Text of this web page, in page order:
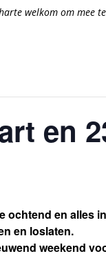
welkom om mee
en
en alles
en loslaten.
weekend